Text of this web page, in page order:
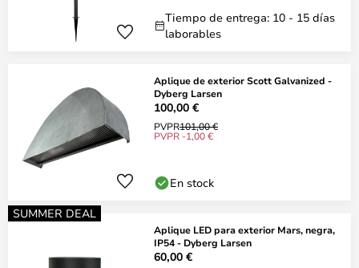
Tiempo de entrega: 10 - 15 días
laborables
Aplique de exterior Scott Galvanized -
Dyberg Larsen
100,00 €
PVPR101,00 €
PVPR -1,00 €
En stock
SUMMER DEAL
Aplique LED para exterior Mars, negra,
IP54 - Dyberg Larsen
60,00 €